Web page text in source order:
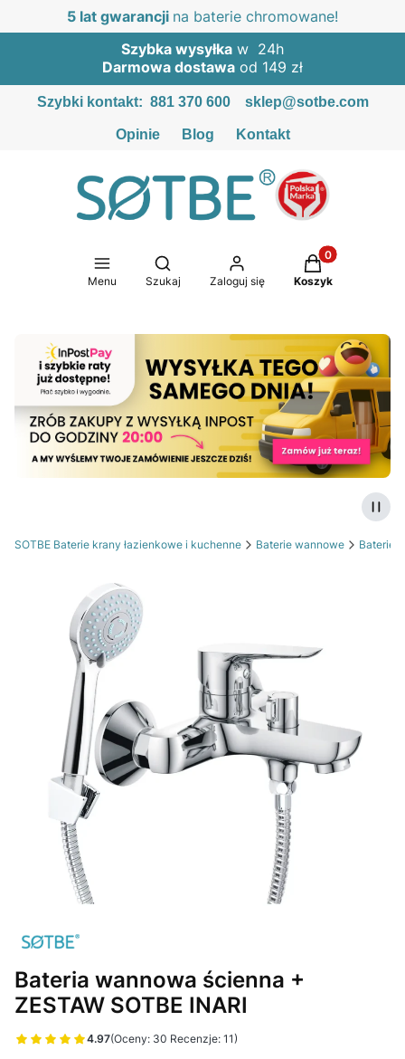
5 lat gwarancji na baterie chromowane!
Szybka wysyłka w 24h
Darmowa dostawa od 149 zł
Szybki kontakt: 881 370 600 sklep@sotbe.com
Opinie Blog Kontakt
Menu
Otwórz wyszukiwarkę
Szukaj Zaloguj się
Produkty w
Koszyk
SOTBE Baterie krany łazienkowe i kuchenne Baterie wannowe
Bateria wannowa ścienna +
ZESTAW SOTBE INARI
4.97(Oceny: 30 Recenzje: 11)
Przejdź do sekcji Opinie